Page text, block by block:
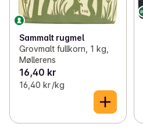
Sammalt rugmel
Grovmalt fullkorn, 1 kg,
Møllerens
16,40 kr
16,40 kr /kg